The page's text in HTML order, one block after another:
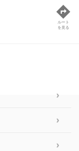
ルート
を見る